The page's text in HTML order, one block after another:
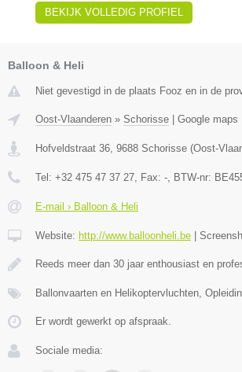
BEKIJK VOLLEDIG PROFIEL
Balloon & Heli
Niet gevestigd in de plaats Fooz en in de
Oost-Vlaanderen » Schorisse Google maps
Hofveldstraat 36, 9688 Schorisse (Oost-
Tel: +32 475 47 37 27, Fax: -, BTW-nr:
E-mail › Balloon & Heli
Website: http://www.balloonheli.be
Reeds meer dan 30 jaar enthousiast en
Ballonvaarten en Helikoptervluchten,
Er wordt gewerkt op afspraak.
Sociale media: